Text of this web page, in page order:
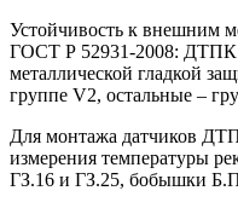
Устойчивость к внешним
ГОСТ Р 52931-2008: ДТПК
металлической гладкой
группе V2, остальные –
Для монтажа датчиков
измерения температуры
ГЗ.16 и ГЗ.25, бобышки